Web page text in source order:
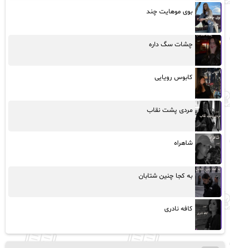
بوی موهایت چند
چشات سگ داره
کابوس رویایی
مردی پشت نقاب
شاهراه
به کجا چنین شتابان
کافه نادری